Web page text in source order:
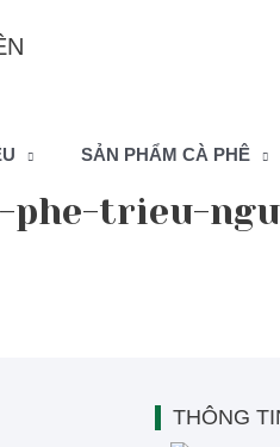
SẢN PHẨM CÀ PHÊ
phe-trieu-
THÔNG